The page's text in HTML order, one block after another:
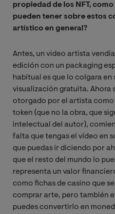
propiedad de los NFT,
pueden tener sobre estos
artístico en general?
Antes, un video artista
edición con un packaging
habitual es que lo colgara en
visualización gratuita. Ahora
otorgado por el artista
token (que no la obra, que
intelectual del autor),
falta que tengas el vídeo en
que puedas ir diciendo por
que el resto del mundo lo
representa un valor
como fichas de casino que
comprar arte, pero también
puedes convertirlo en